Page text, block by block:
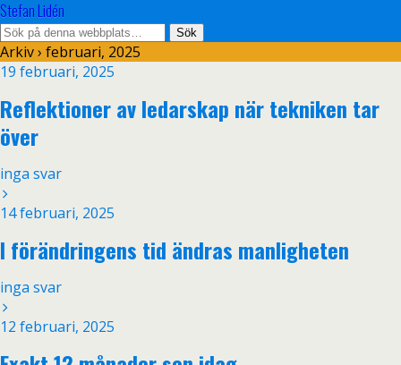
Stefan Lidén
Arkiv › februari, 2025
19 februari, 2025
Reflektioner av ledarskap när tekniken tar
över
inga svar
14 februari, 2025
I förändringens tid ändras manligheten
inga svar
12 februari, 2025